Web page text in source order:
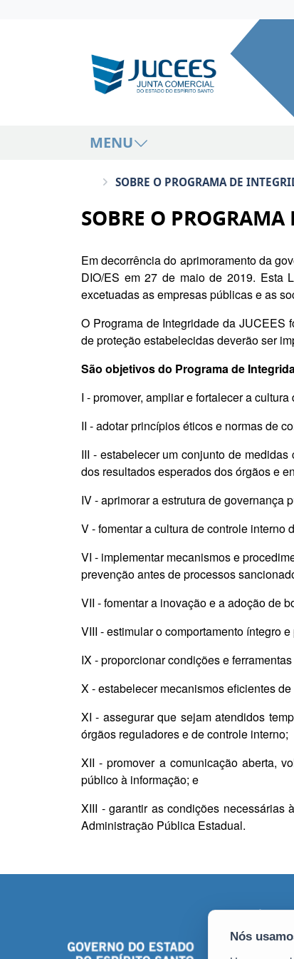
MENU
SOBRE O PROGRAMA DE
SOBRE O
Em decorrência do aprimoramento da
DIO/ES em 27 de maio de 2019. Esta
excetuadas as empresas públicas e as
O Programa de Integridade da JUCEES
de proteção estabelecidas deverão ser
São objetivos do Programa de
I - promover, ampliar e fortalecer a
II - adotar princípios éticos e normas de
III - estabelecer um conjunto de
dos resultados esperados dos órgãos e
IV - aprimorar a estrutura de governança
V - fomentar a cultura de controle
VI - implementar mecanismos e
prevenção antes de processos
VII - fomentar a inovação e a adoção de
VIII - estimular o comportamento íntegro
IX - proporcionar condições e
X - estabelecer mecanismos eficientes
XI - assegurar que sejam atendidos
órgãos reguladores e de controle interno;
XII - promover a comunicação aberta,
público à informação; e
XIII - garantir as condições necessárias
Administração Pública Estadual.